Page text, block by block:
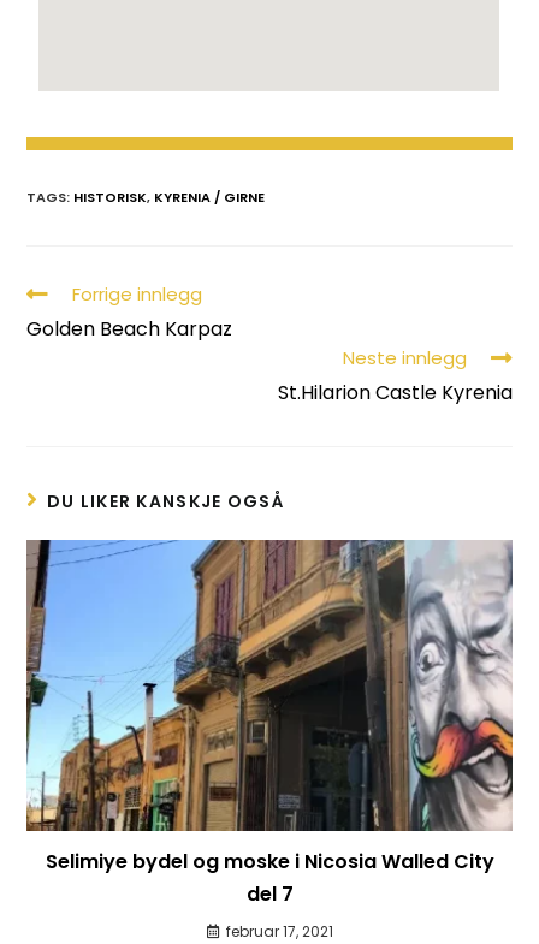
TAGS: HISTORISK, KYRENIA / GIRNE
Forrige innlegg
Golden Beach Karpaz
Neste innlegg
St.Hilarion Castle Kyrenia
DU LIKER KANSKJE OGSÅ
Selimiye bydel og moske i Nicosia Walled City
del 7
februar 17, 2021